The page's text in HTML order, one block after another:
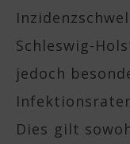
Schleswig-
jedoch
Dies gilt